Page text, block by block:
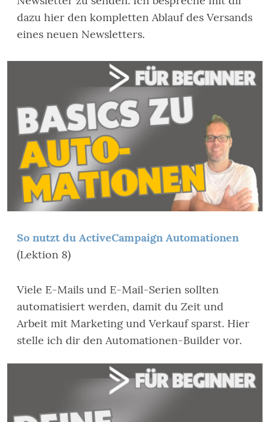
dazu hier den kompletten Ablauf des Versands
eines neuen Newsletters.
So nutzt du ActiveCampaign Automationen
(Lektion 8)
Viele E-Mails und E-Mail-Serien sollten
automatisiert werden, damit du Zeit und
Arbeit mit Marketing und Verkauf sparst. Hier
stelle ich dir den Automationen-Builder vor.